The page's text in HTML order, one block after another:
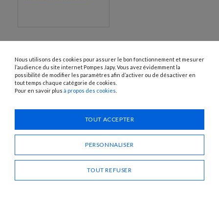
1120 Avenue OEHMICHEN - CS80015 - FR-25460 ÉTUPES
info@pompes-japy.com
FacebookVimeo
Nous utilisons des cookies pour assurer le bon fonctionnement et mesurer
l’audience du site internet Pompes Japy. Vous avez évidemment la
possibilité de modifier les paramètres afin d’activer ou de désactiver en
tout temps chaque catégorie de cookies.
Pour en savoir plus à propos des cookies
TOUT ACCEPTER
PERSONNALISER
TOUT REFUSER